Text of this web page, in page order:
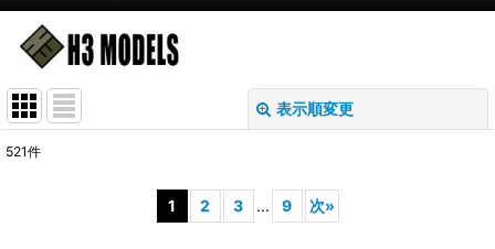
表示順変更
521件
1 2 3 ... 9 次»